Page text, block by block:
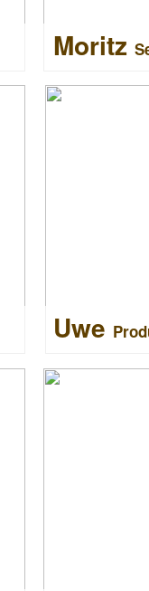
Moritz
Uwe